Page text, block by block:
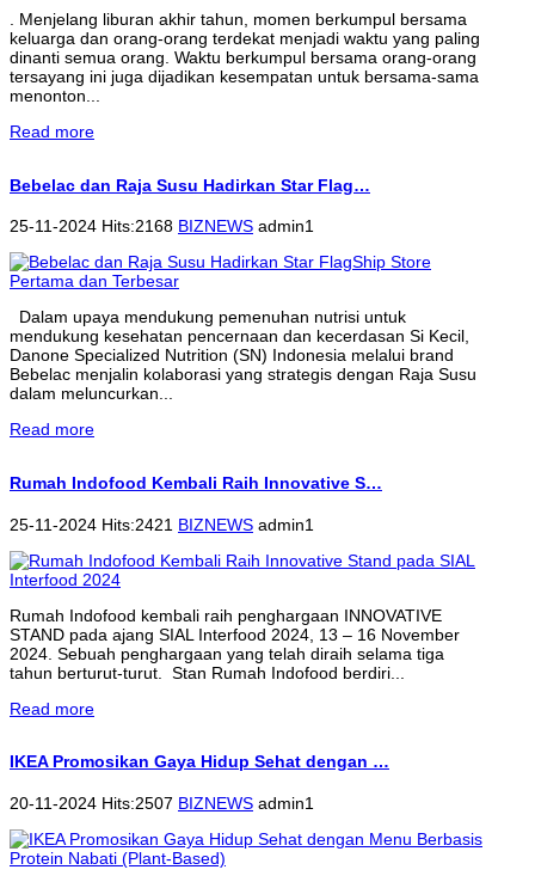
. Menjelang liburan akhir tahun, momen berkumpul bersama
keluarga dan orang-orang terdekat menjadi waktu yang paling
dinanti semua orang. Waktu berkumpul bersama orang-orang
tersayang ini juga dijadikan kesempatan untuk bersama-sama
menonton...
Read more
Bebelac dan Raja Susu Hadirkan Star Flag…
25-11-2024 Hits:2168 BIZNEWS admin1
Dalam upaya mendukung pemenuhan nutrisi untuk
mendukung kesehatan pencernaan dan kecerdasan Si Kecil,
Danone Specialized Nutrition (SN) Indonesia melalui brand
Bebelac menjalin kolaborasi yang strategis dengan Raja Susu
dalam meluncurkan...
Read more
Rumah Indofood Kembali Raih Innovative S…
25-11-2024 Hits:2421 BIZNEWS admin1
Rumah Indofood kembali raih penghargaan INNOVATIVE
STAND pada ajang SIAL Interfood 2024, 13 – 16 November
2024. Sebuah penghargaan yang telah diraih selama tiga
tahun berturut-turut. Stan Rumah Indofood berdiri...
Read more
IKEA Promosikan Gaya Hidup Sehat dengan …
20-11-2024 Hits:2507 BIZNEWS admin1